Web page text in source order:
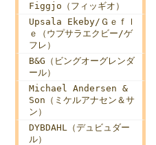
Figgjo（フィッギオ）
Upsala Ekeby/Ｇｅｆｌ
ｅ（ウプサラエクビー/ゲ
フレ）
B&G（ビングオーグレンダ
ール）
Michael Andersen &
Son（ミケルアナセン＆サ
ン）
DYBDAHL（デュビュダー
ル）